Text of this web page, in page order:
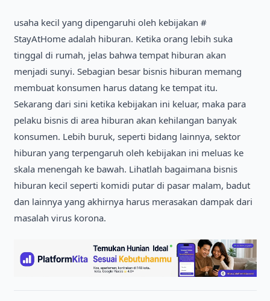
usaha kecil yang dipengaruhi oleh kebijakan #
StayAtHome adalah hiburan. Ketika orang lebih suka
tinggal di rumah, jelas bahwa tempat hiburan akan
menjadi sunyi. Sebagian besar bisnis hiburan memang
membuat konsumen harus datang ke tempat itu.
Sekarang dari sini ketika kebijakan ini keluar, maka para
pelaku bisnis di area hiburan akan kehilangan banyak
konsumen. Lebih buruk, seperti bidang lainnya, sektor
hiburan yang terpengaruh oleh kebijakan ini meluas ke
skala menengah ke bawah. Lihatlah bagaimana bisnis
hiburan kecil seperti komidi putar di pasar malam, badut
dan lainnya yang akhirnya harus merasakan dampak dari
masalah virus korona.